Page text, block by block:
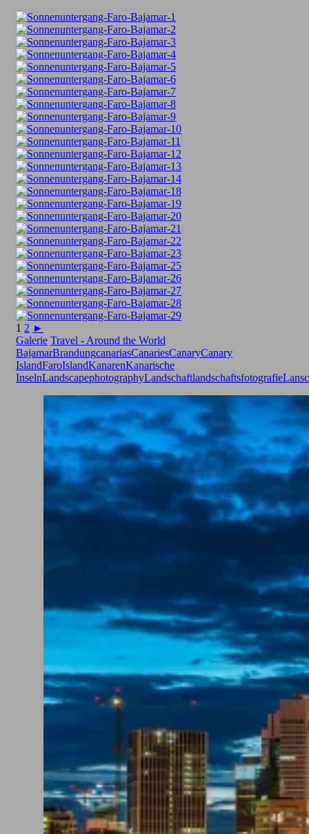
1 2 ►
Galerie Travel - Around the World
BajamarBrandungcanariasCanariesCanaryCanary
IslandFaroIslandKanarenKanarische
InselnLandscapephotographyLandschaftlandschaftsfotografie